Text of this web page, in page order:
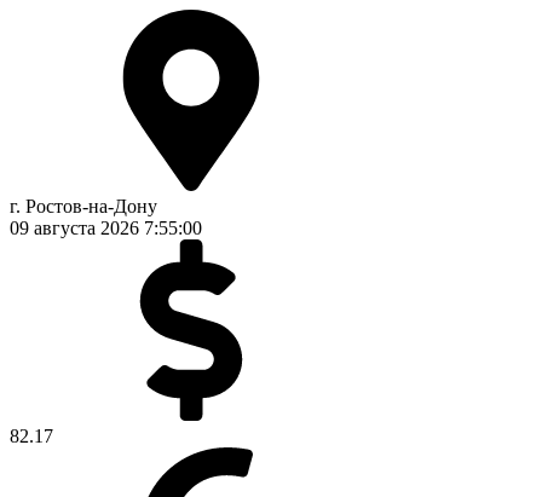
г. Ростов-на-Дону
09 августа 2026 7:55:01
82.17